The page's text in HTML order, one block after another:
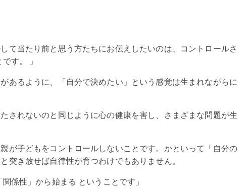
て当たり前と思う方たちにお伝えしたいのは、コントロールさ
す。 」
あるように、「自分で決めたい」という感覚は生まれながらに
されないのと同じように心の健康を害し、さまざまな問題が生
が子どもをコントロールしないことです。かといって「自分の
突き放せば自律性が育つわけでもありません。
係性」から始まる ということです」